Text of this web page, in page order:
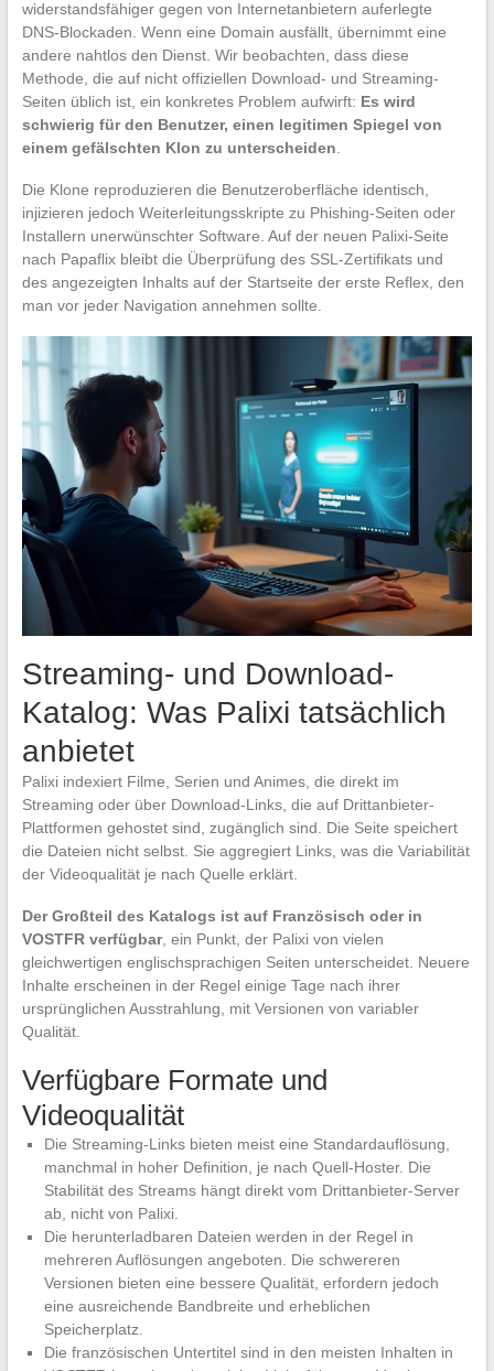
widerstandsfähiger gegen von Internetanbietern auferlegte
DNS-Blockaden. Wenn eine Domain ausfällt, übernimmt eine
andere nahtlos den Dienst. Wir beobachten, dass diese
Methode, die auf nicht offiziellen Download- und Streaming-
Seiten üblich ist, ein konkretes Problem aufwirft: Es wird
schwierig für den Benutzer, einen legitimen Spiegel von
einem gefälschten Klon zu unterscheiden
Die Klone reproduzieren die Benutzeroberfläche identisch,
injizieren jedoch Weiterleitungsskripte zu Phishing-Seiten oder
Installern unerwünschter Software. Auf der neuen Palixi-Seite
nach Papaflix bleibt die Überprüfung des SSL-Zertifikats und
des angezeigten Inhalts auf der Startseite der erste Reflex, den
man vor jeder Navigation annehmen sollte.
Streaming- und Download-
Katalog: Was Palixi tatsächlich
anbietet
Palixi indexiert Filme, Serien und Animes, die direkt im
Streaming oder über Download-Links, die auf Drittanbieter-
Plattformen gehostet sind, zugänglich sind. Die Seite speichert
die Dateien nicht selbst. Sie aggregiert Links, was die Variabilität
der Videoqualität je nach Quelle erklärt.
Der Großteil des Katalogs ist auf Französisch oder in
VOSTFR verfügbar, ein Punkt, der Palixi von vielen
gleichwertigen englischsprachigen Seiten unterscheidet. Neuere
Inhalte erscheinen in der Regel einige Tage nach ihrer
ursprünglichen Ausstrahlung, mit Versionen von variabler
Qualität.
Verfügbare Formate und
Videoqualität
Die Streaming-Links bieten meist eine Standardauflösung,
manchmal in hoher Definition, je nach Quell-Hoster. Die
Stabilität des Streams hängt direkt vom Drittanbieter-Server
ab, nicht von Palixi.
Die herunterladbaren Dateien werden in der Regel in
mehreren Auflösungen angeboten. Die schwereren
Versionen bieten eine bessere Qualität, erfordern jedoch
eine ausreichende Bandbreite und erheblichen
Speicherplatz.
Die französischen Untertitel sind in den meisten Inhalten in